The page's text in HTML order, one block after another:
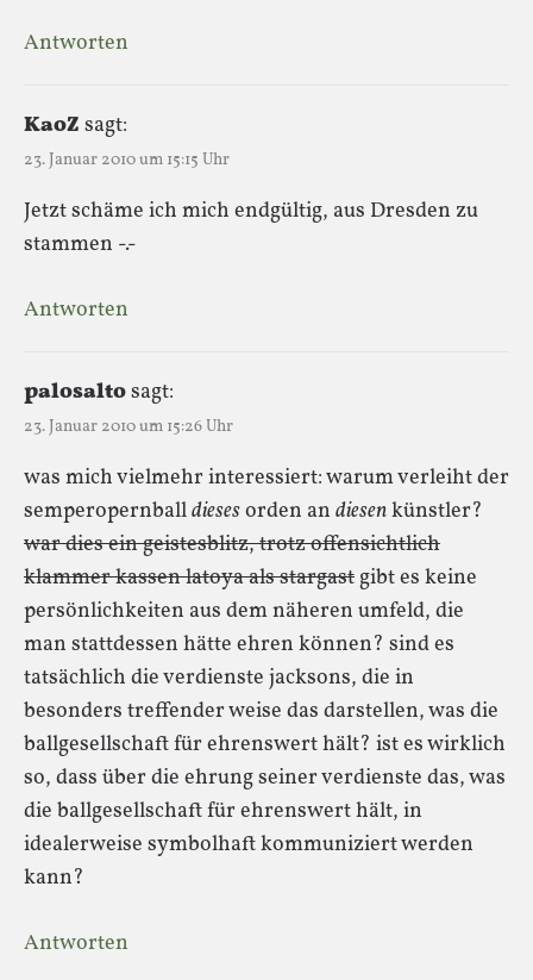
Antworten
KaoZ sagt:
23. Januar 2010 um 15:15 Uhr
Jetzt schäme ich mich endgültig, aus Dresden zu
stammen -.-
Antworten
palosaltosagt:
23. Januar 2010 um 15:26 Uhr
was mich vielmehr interessiert: warum verleiht der
semperopernballdiesesorden an diesenkünstler?
war dies ein geistesblitz, trotz offensichtlich
klammer kassen latoya als stargast gibt es keine
persönlichkeiten aus dem näheren umfeld, die
man stattdessen hätte ehren können? sind es
tatsächlich die verdienste jacksons, die in
besonders treffender weise das darstellen, was die
ballgesellschaft für ehrenswert hält? ist es wirklich
so, dass über die ehrung seiner verdienste das, was
die ballgesellschaft für ehrenswert hält, in
idealerweise symbolhaft kommuniziert werden
kann?
Antworten